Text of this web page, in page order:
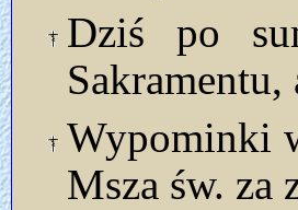
Dziś po
Wypominki
Msza św. za